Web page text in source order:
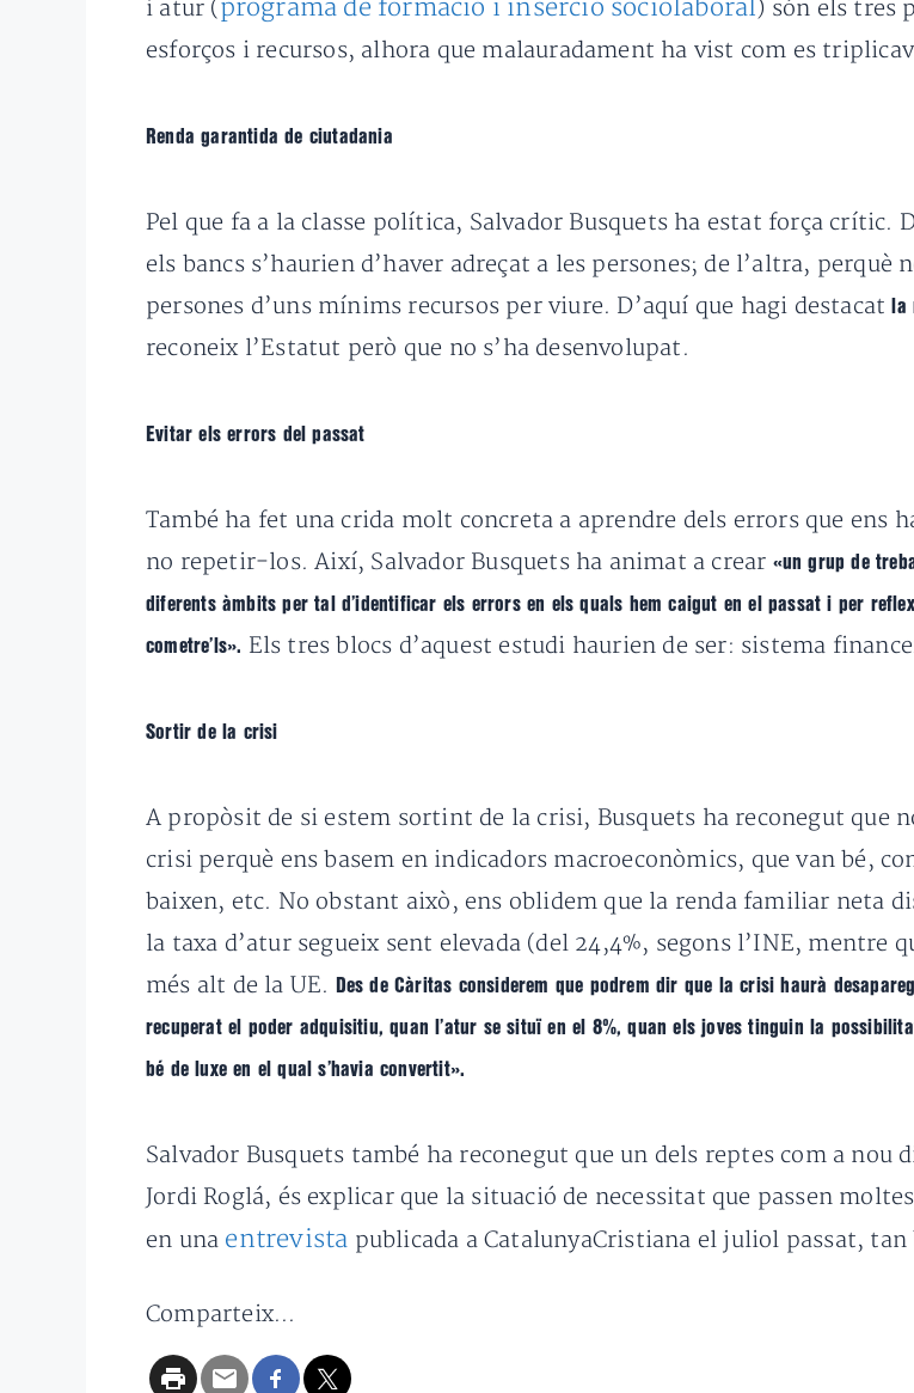
i atur (programa de formació i inserció sociolaboral) són els tres
esforços i recursos, alhora que malauradament ha vist com es
Renda garantida de ciutadania
Pel que fa a la classe política, Salvador Busquets ha estat força crític.
els bancs s’haurien d’haver adreçat a les persones; de l’altra, perquè
persones d’uns mínims recursos per viure. D’aquí que hagi destacat la
reconeix l’Estatut però que no s’ha desenvolupat.
Evitar els errors del passat
També ha fet una crida molt concreta a aprendre dels errors que ens
no repetir-los. Així, Salvador Busquets ha animat a crear «un grup de
diferents àmbits per tal d’identificar els errors en els quals hem caigut en el passat i per
cometre’ls». Els tres blocs d’aquest estudi haurien de ser: sistema
Sortir de la crisi
A propòsit de si estem sortint de la crisi, Busquets ha reconegut que
crisi perquè ens basem en indicadors macroeconòmics, que van bé,
baixen, etc. No obstant això, ens oblidem que la renda familiar neta
la taxa d’atur segueix sent elevada (del 24,4%, segons l’INE, mentre
més alt de la UE.
Des de Càritas considerem que podrem dir que la crisi haurà
recuperat el poder adquisitiu, quan l’atur se situï en el 8%, quan els joves tinguin la
bé de luxe en el qual s’havia convertit».
Salvador Busquets també ha reconegut que un dels reptes com a nou
Jordi Roglá, és explicar que la situació de necessitat que passen
en una entrevista publicada a CatalunyaCristiana el juliol passat,
Comparteix...